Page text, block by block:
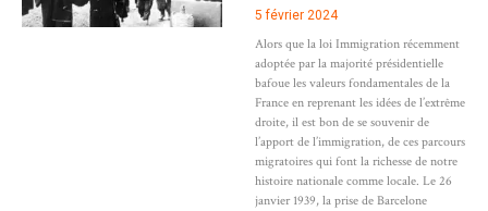
5 février 2024
Alors que la loi Immigration récemment
adoptée par la majorité présidentielle
bafoue les valeurs fondamentales de la
France en reprenant les idées de l’extrême
droite, il est bon de se souvenir de
l’apport de l’immigration, de ces parcours
migratoires qui font la richesse de notre
histoire nationale comme locale. Le 26
janvier 1939, la prise de Barcelone